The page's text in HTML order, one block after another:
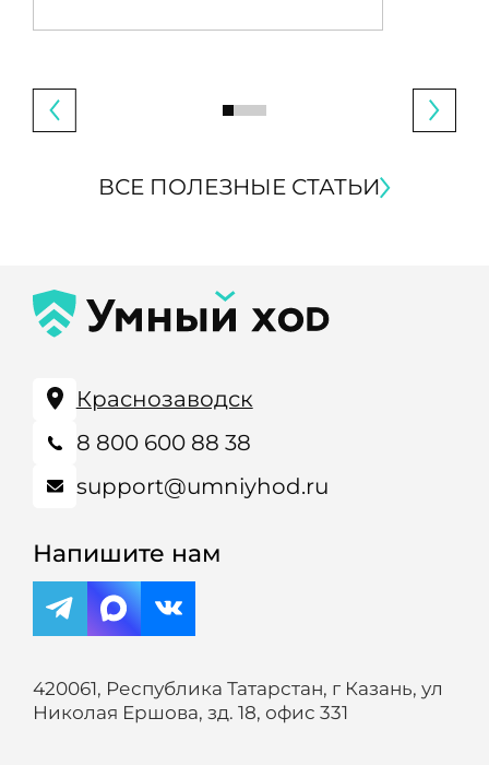
ВСЕ ПОЛЕЗНЫЕ СТАТЬИ
Краснозаводск
8 800 600 88 38
support@umniyhod.ru
Напишите нам
420061, Республика Татарстан, г Казань, ул
Николая Ершова, зд. 18, офис 331